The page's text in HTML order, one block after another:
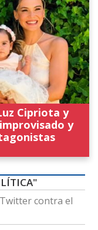
Cipriota y
y
contra el